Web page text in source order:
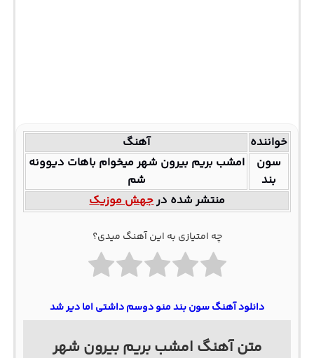
خواننده
آهنگ
سون
بند
امشب بریم بیرون شهر میخوام باهات دیوونه
شم
منتشر شده درجهش موزیک
چه امتیازی به این آهنگ میدی؟
دانلود آهنگ سون بند منو دوسم داشتی اما دیر شد
متن آهنگ امشب بریم بیرون شهر